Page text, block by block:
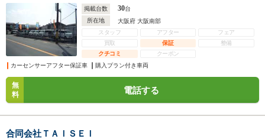
掲載台数 30台
所在地
大阪府 大阪南部
スタッフ
アフター
フェア
買取
保証
整備
クチコミ
クーポン
カーセンサーアフター保証車
購入プラン付き車両
無
料
電話する
合同会社ＴＡＩＳＥＩ